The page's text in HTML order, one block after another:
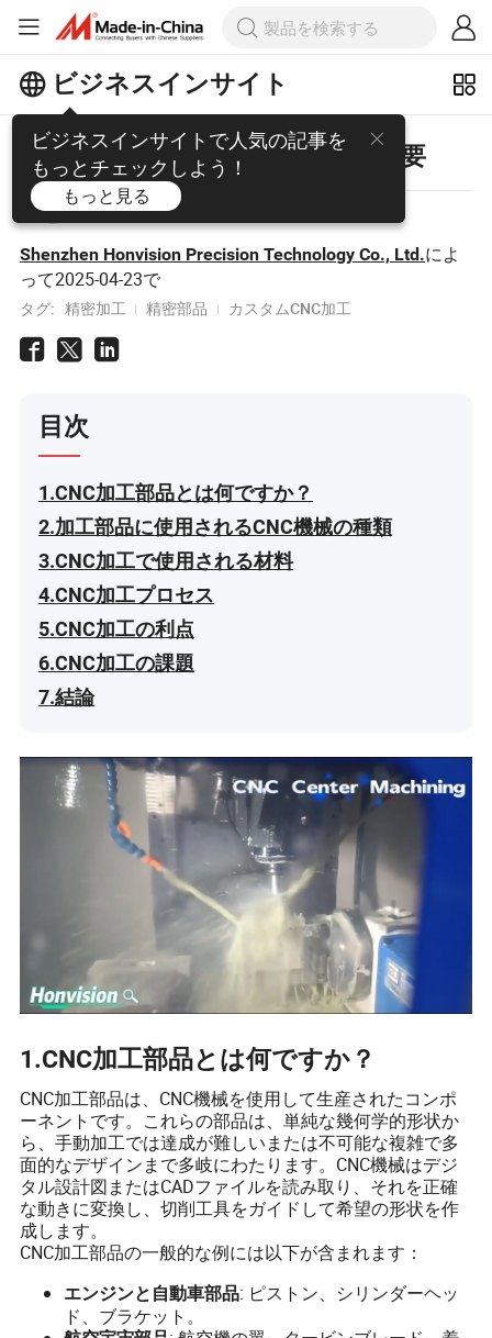
ビジネスインサイト
ビジネスインサイトで人気の記事を
もっとチェックしよう！
もっと見る
CNC加工部品の理解：包括的な概要
ビュー: 10
Shenzhen Honvision Precision Technology Co., Ltd.によ
って2025-04-23で
タグ: 精密加工 精密部品 カスタムCNC加工
目次
1.CNC加工部品とは何ですか？
2.加工部品に使用されるCNC機械の種類
3.CNC加工で使用される材料
4.CNC加工プロセス
5.CNC加工の利点
6.CNC加工の課題
7.結論
1.CNC加工部品とは何ですか？
CNC加工部品は、CNC機械を使用して生産されたコンポ
ーネントです。これらの部品は、単純な幾何学的形状か
ら、手動加工では達成が難しいまたは不可能な複雑で多
面的なデザインまで多岐にわたります。CNC機械はデジ
タル設計図またはCADファイルを読み取り、それを正確
な動きに変換し、切削工具をガイドして希望の形状を作
成します。
CNC加工部品の一般的な例には以下が含まれます：
エンジンと自動車部品: ピストン、シリンダーヘッ
ド、ブラケット。